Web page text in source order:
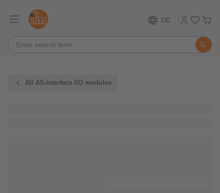
DE
All AS-interface I/O modules